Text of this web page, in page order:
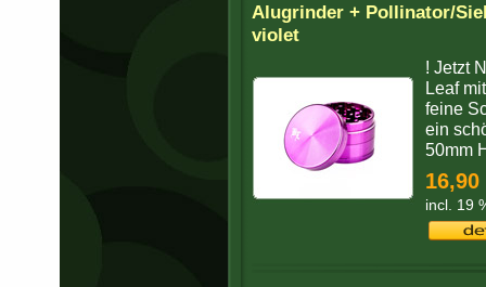
Alugrinder + Pollinator/
violet
! Jetzt
Leaf
feine
ein
50mm
16,90
incl. 19